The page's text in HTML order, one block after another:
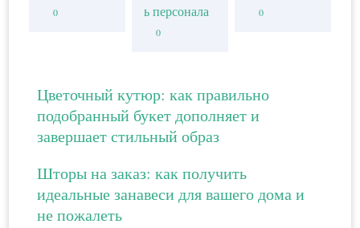
0
ь персонала
0
0
Цветочный кутюр: как правильно
подобранный букет дополняет и
завершает стильный образ
Шторы на заказ: как получить
идеальные занавеси для вашего дома и
не пожалеть